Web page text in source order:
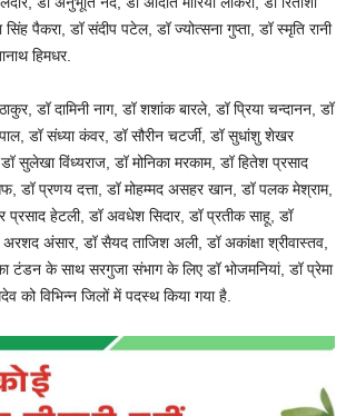
सिंह पैकरा, डॉ संदीप पटेल, डॉ ज्योत्सना गुप्ता, डॉ स्मृति रानी
हिमधर.
डॉ दामिनी नाग, डॉ शशांक बारले, डॉ प्रिया चन्दानन, डॉ
डॉ संध्या कंवर, डॉ सौरीन चटर्जी, डॉ सुधांशु शेखर
सुलेखा विंध्यराज, डॉ मोनिका मरकाम, डॉ हितेश प्रसाद
डॉ प्रणय दत्ता, डॉ मोहम्मद असहर खान, डॉ पलक मेश्राम,
प्रसाद हेटली, डॉ अवधेश सिदार, डॉ प्रतीक साहू, डॉ
अरशद अंसार, डॉ सैयद ताजिश अली, डॉ अकांक्षा श्रीवास्तव,
टंडन के साथ सरगुजा संभाग के लिए डॉ भोजमनियां, डॉ प्रेमा
को विभिन्न जिलों में पदस्थ किया गया है.